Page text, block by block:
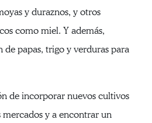
y duraznos, y otros
como miel. Y además,
papas, trigo y verduras para
de incorporar nuevos cultivos
mercados y a encontrar un